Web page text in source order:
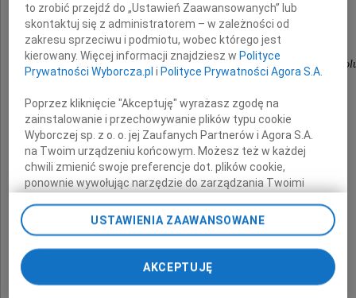
składają
Dyrekcja i współpracownicy
z Pedagogicznej Biblioteki Wojewódzkiej w
to zrobić przejdź do „Ustawień Zaawansowanych” lub
skontaktuj się z administratorem – w zależności od
zakresu sprzeciwu i podmiotu, wobec którego jest
kierowany. Więcej informacji znajdziesz w Polityce
Prywatności Wyborcza.pl i Polityce Prywatności Agora S.A.
Poprzez kliknięcie "Akceptuję" wyrażasz zgodę na
zainstalowanie i przechowywanie plików typu cookie
Wyborczej sp. z o. o. jej Zaufanych Partnerów i Agora S.A.
na Twoim urządzeniu końcowym. Możesz też w każdej
chwili zmienić swoje preferencje dot. plików cookie,
ponownie wywołując narzędzie do zarządzania Twoimi
odnośnik „Ustawienia prywatności” w stopce serwisu i
przechodząc do sekcji „Ustawienia zaawansowane”.
Zmiana ustawień plików cookie możliwa jest także za
pomocą ustawień przeglądarki.
USTAWIENIA ZAAWANSOWANE
AKCEPTUJĘ